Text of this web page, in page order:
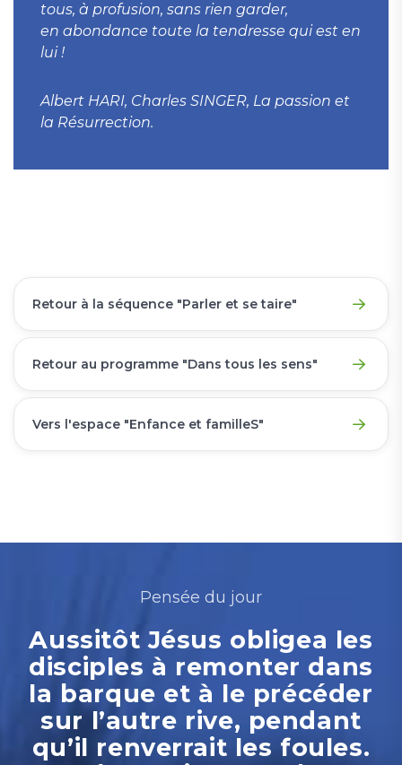
tous, à profusion, sans rien garder,
en abondance toute la tendresse qui est en
lui !
Albert HARI, Charles SINGER, La passion et
la Résurrection.
Retour à la séquence "Parler et se taire"
Retour au programme "Dans tous les sens"
Vers l'espace "Enfance et familleS"
Pensée du jour
Aussitôt Jésus obligea les
disciples à remonter dans
la barque et à le précéder
sur l’autre rive, pendant
qu’il renverrait les foules.